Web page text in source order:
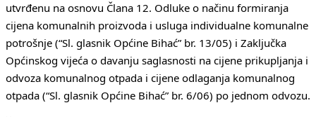
utvrđenu na osnovu Člana 12. Odluke o načinu formiranja
cijena komunalnih proizvoda i usluga individualne komunalne
potrošnje (“Sl. glasnik Općine Bihać” br. 13/05) i Zaključka
Općinskog vijeća o davanju saglasnosti na cijene prikupljanja i
odvoza komunalnog otpada i cijene odlaganja komunalnog
otpada (“Sl. glasnik Općine Bihać” br. 6/06) po jednom odvozu.